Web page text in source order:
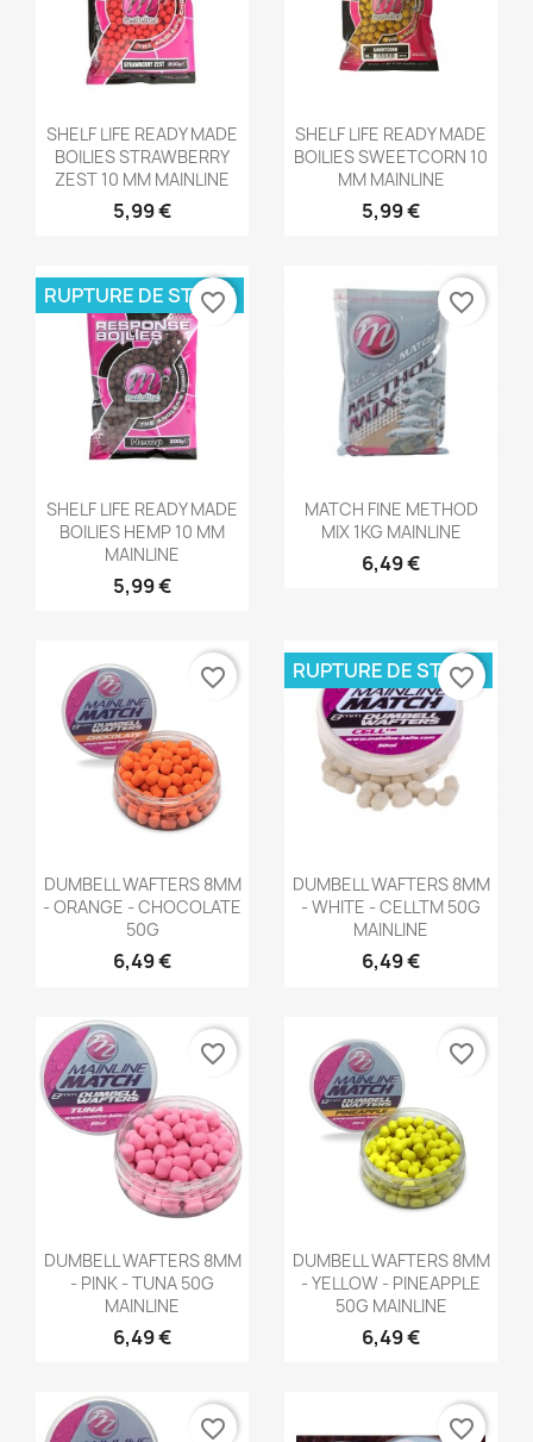
 Aperçu rapide
SHELF LIFE READY MADE
BOILIES STRAWBERRY
ZEST 10 MM MAINLINE
5,99 €
 Aperçu rapide
SHELF LIFE READY MADE
BOILIES SWEETCORN 10
MM MAINLINE
5,99 €
 Aperçu rapide
SHELF LIFE READY MADE
BOILIES HEMP 10 MM
MAINLINE
5,99 €
RUPTURE DE STOCK
favorite_border
Aperçu rapide
MATCH FINE METHOD
MIX 1KG MAINLINE
6,49 €
favorite_border
Aperçu rapide
DUMBELL WAFTERS 8MM
- ORANGE - CHOCOLATE
50G
6,49 €
favorite_border
Aperçu rapide
DUMBELL WAFTERS 8MM
- WHITE - CELLTM 50G
MAINLINE
6,49 €
RUPTURE DE STOCK
favorite_border
Aperçu rapide
DUMBELL WAFTERS 8MM
- PINK - TUNA 50G
MAINLINE
6,49 €
favorite_border
Aperçu rapide
DUMBELL WAFTERS 8MM
- YELLOW - PINEAPPLE
50G MAINLINE
6,49 €
favorite_border
favorite_border favorite_border